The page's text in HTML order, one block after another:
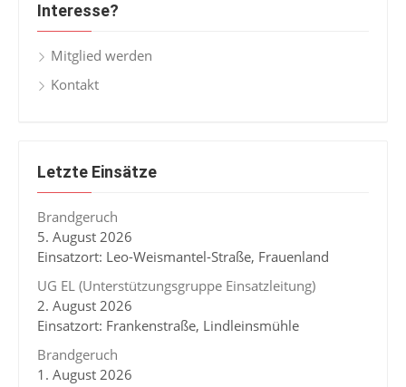
Interesse?
Mitglied werden
Kontakt
Letzte Einsätze
Brandgeruch
5. August 2026
Einsatzort: Leo-Weismantel-Straße, Frauenland
UG EL (Unterstützungsgruppe Einsatzleitung)
2. August 2026
Einsatzort: Frankenstraße, Lindleinsmühle
Brandgeruch
1. August 2026